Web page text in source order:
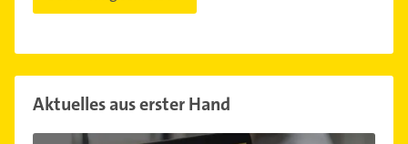
Aktuelles aus erster Hand